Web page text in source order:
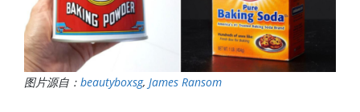
图片源自： beautyboxsg, James Ransom